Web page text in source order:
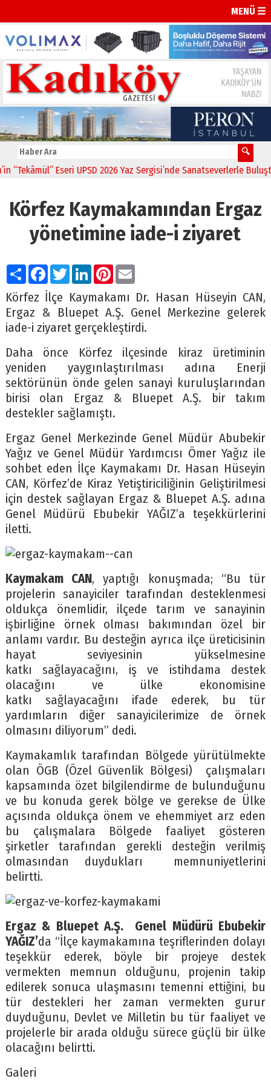
MENÜ ☰
Eseri UPSD 2026 Yaz Sergisi’nde Sanatseverlerle Buluştu
Körfez Kaymakamından Ergaz
yönetimine iade-i ziyaret
PaylaşFacebook
TwitterLinkedIn
Pinterest
Email
Körfez İlçe Kaymakamı Dr. Hasan Hüseyin CAN,
Ergaz & Bluepet A.Ş. Genel Merkezine gelerek
iade-i ziyaret gerçekleştirdi.
Daha önce Körfez ilçesinde kiraz üretiminin
yeniden yaygınlaştırılması adına Enerji
sektörünün önde gelen sanayi kuruluşlarından
birisi olan Ergaz & Bluepet A.Ş. bir takım
destekler sağlamıştı.
Ergaz Genel Merkezinde Genel Müdür Abubekir
Yağız ve Genel Müdür Yardımcısı Ömer Yağız ile
sohbet eden İlçe Kaymakamı Dr. Hasan Hüseyin
CAN, Körfez’de Kiraz Yetiştiriciliğinin Geliştirilmesi
için destek sağlayan Ergaz & Bluepet A.Ş. adına
Genel Müdürü Ebubekir YAĞIZ’a teşekkürlerini
iletti.
Kaymakam CAN, yaptığı konuşmada; “Bu tür
projelerin sanayiciler tarafından desteklenmesi
oldukça önemlidir, ilçede tarım ve sanayinin
işbirliğine örnek olması bakımından özel bir
anlamı vardır. Bu desteğin ayrıca ilçe üreticisinin
hayat seviyesinin yükselmesine
katkı sağlayacağını, iş ve istihdama destek
olacağını ve ülke ekonomisine
katkı sağlayacağını ifade ederek, bu tür
yardımların diğer sanayicilerimize de örnek
olmasını diliyorum” dedi.
Kaymakamlık tarafından Bölgede yürütülmekte
olan ÖGB (Özel Güvenlik Bölgesi) çalışmaları
kapsamında özet bilgilendirme de bulunduğunu
ve bu konuda gerek bölge ve gerekse de Ülke
açısında oldukça önem ve ehemmiyet arz eden
bu çalışmalara Bölgede faaliyet gösteren
şirketler tarafından gerekli desteğin verilmiş
olmasından duydukları memnuniyetlerini
belirtti.
Ergaz & Bluepet A.Ş. Genel Müdürü Ebubekir
YAĞIZ’da “İlçe kaymakamına teşriflerinden dolayı
teşekkür ederek, böyle bir projeye destek
vermekten memnun olduğunu, projenin takip
edilerek sonuca ulaşmasını temenni ettiğini, bu
tür destekleri her zaman vermekten gurur
duyduğunu, Devlet ve Milletin bu tür faaliyet ve
projelerle bir arada olduğu sürece güçlü bir ülke
olacağını belirtti.
Galeri